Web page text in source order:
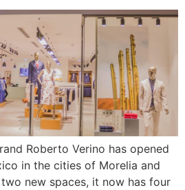
Roberto Verino has opened
in the cities of Morelia and
new spaces, it now has four